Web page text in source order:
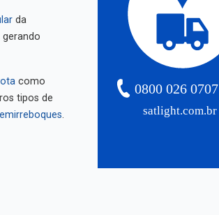
da
tipos de
semirreboques satlight.com.br
0800 026 0707